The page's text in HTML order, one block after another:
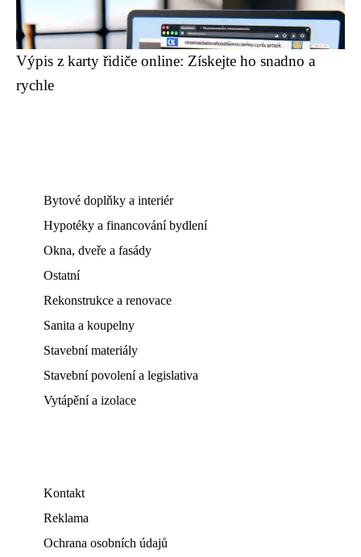
Výpis z karty řidiče online: Získejte ho snadno a
rychle
Bytové doplňky a interiér
Hypotéky a financování bydlení
Okna, dveře a fasády
Ostatní
Rekonstrukce a renovace
Sanita a koupelny
Stavební materiály
Stavební povolení a legislativa
Vytápění a izolace
Kontakt
Reklama
Ochrana osobních údajů